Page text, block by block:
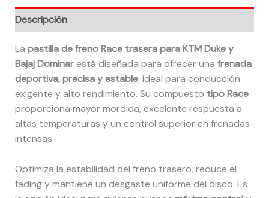
Descripción
La pastilla de freno Race trasera para KTM Duke y
Bajaj Dominarestá diseñada para ofrecer una frenada
deportiva, precisa y estable, ideal para conducción
exigente y alto rendimiento. Su compuesto tipo Race
proporciona mayor mordida, excelente respuesta a
altas temperaturas y un control superior en frenadas
intensas.
Optimiza la estabilidad del freno trasero, reduce el
fading y mantiene un desgaste uniforme del disco. Es